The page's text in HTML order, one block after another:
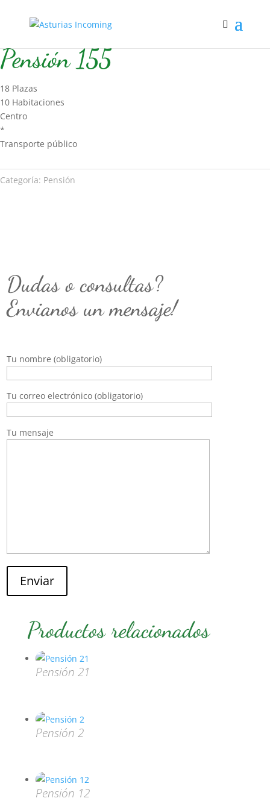
Pensión 155
18 Plazas
10 Habitaciones
Centro
*
Transporte público
Categoría: Pensión
Dudas o consultas?
Envianos un mensaje!
Tu nombre (obligatorio)
Tu correo electrónico (obligatorio)
Tu mensaje
Enviar
Productos relacionados
Pensión 21
Pensión 2
Pensión 12